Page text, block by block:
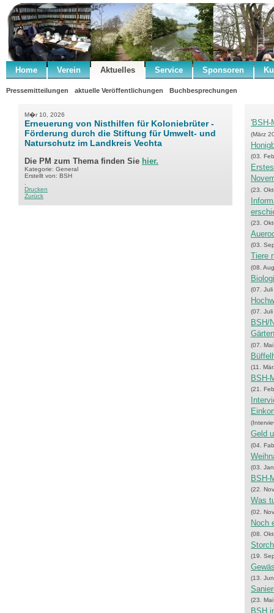
Home Verein Aktuelles Service Sponsoren
Pressemitteilungen aktuelle Veröffentlichungen Buchbesprechungen
M�r 10, 2026
Erneuerung von Nisthilfen für Koloniebrüter -
Förderung durch die Stiftung für Umwelt- und
Naturschutz im Landkreis Vechta
Die PM zum Thema finden Sie hier.
Kategorie: General
Erstellt von: BSH
Drucken
Zurück
'BSH-
(März
(03.
(23.
(23.
(03.
Tiere
(08.
(07.
(07.
BSH/
Gärten
(07.
(11.
BSH-
(21.
Geld
(04.
(03.
BSH-
(22.
Was
(02.
Noch
(08.
(19.
(13.
(23.
BSH